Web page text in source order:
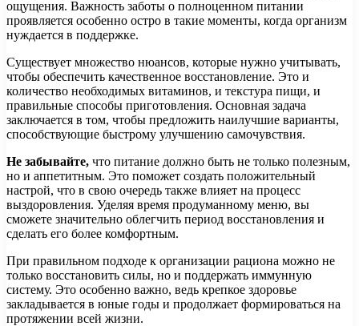
ощущения. Важность заботы о полноценном питании
проявляется особенно остро в такие моменты, когда организм
нуждается в поддержке.
Существует множество нюансов, которые нужно учитывать,
чтобы обеспечить качественное восстановление. Это и
количество необходимых витаминов, и текстура пищи, и
правильные способы приготовления. Основная задача
заключается в том, чтобы предложить наилучшие варианты,
способствующие быстрому улучшению самочувствия.
Не забывайте, что питание должно быть не только полезным,
но и аппетитным. Это поможет создать положительный
настрой, что в свою очередь также влияет на процесс
выздоровления. Уделяя время продуманному меню, вы
сможете значительно облегчить период восстановления и
сделать его более комфортным.
При правильном подходе к организации рациона можно не
только восстановить силы, но и поддержать иммунную
систему. Это особенно важно, ведь крепкое здоровье
закладывается в юные годы и продолжает формироваться на
протяжении всей жизни.